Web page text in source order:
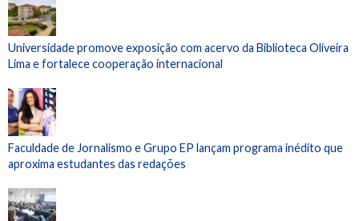
Universidade promove exposição com acervo da Biblioteca Oliveira
Lima e fortalece cooperação internacional
Faculdade de Jornalismo e Grupo EP lançam programa inédito que
aproxima estudantes das redações